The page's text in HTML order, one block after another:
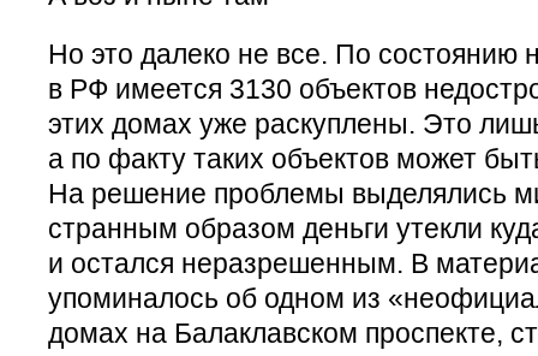
Но это далеко не все. По состоянию
в РФ имеется 3130 объектов
этих домах уже раскуплены. Это
а по факту таких объектов может
На решение проблемы выделялись
странным образом деньги утекли
и остался неразрешенным. В
упоминалось об одном из
домах на Балаклавском проспекте,